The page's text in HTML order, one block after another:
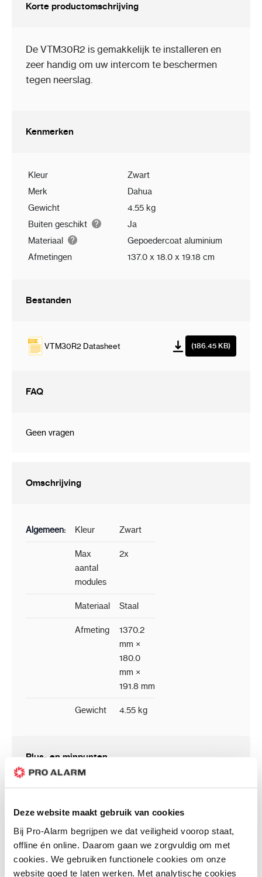
Deze website maakt gebruik van cookies
Bij Pro-Alarm begrijpen we dat veiligheid voorop staat,
offline én online. Daarom gaan we zorgvuldig om met
cookies. We gebruiken functionele cookies om onze
website goed te laten werken. Met analytische cookies
Korte productomschrijving
De VTM30R2 is gemakkelijk te installeren en
zeer handig om uw intercom te beschermen
tegen neerslag.
Kenmerken
Kleur
Zwart
Merk
Dahua
Gewicht
4.55 kg
Buiten geschikt
Ja
Materiaal
Gepoedercoat aluminium
Afmetingen
137.0 x 18.0 x 19.18 cm
Bestanden
VTM30R2 Datasheet (186.45 KB)
FAQ
Geen vragen
Omschrijving
Algemeen: Kleur Zwart
Max
aantal
modules
2x
Materiaal Staal
Afmeting
1370.2
mm ×
180.0
mm ×
191.8 mm
Gewicht 4.55 kg
Plus- en minpunten
Beschermt de Dahua intercom tegen de regen
Juiste hoogte voor poort